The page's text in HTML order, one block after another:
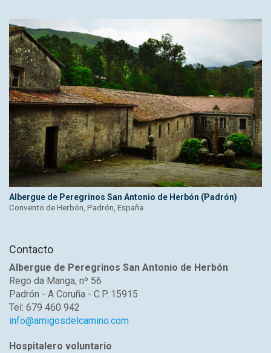
Albergue de Peregrinos San Antonio de Herbón (Padrón)
Convento de Herbón, Padrón, España
Contacto
Albergue de Peregrinos San Antonio de Herbón
Rego da Manga, nº 56
Padrón - A Coruña - C.P. 15915
Tel: 679 460 942
info@amigosdelcamino.com
Hospitalero voluntario